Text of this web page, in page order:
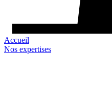
Accueil
Nos expertises